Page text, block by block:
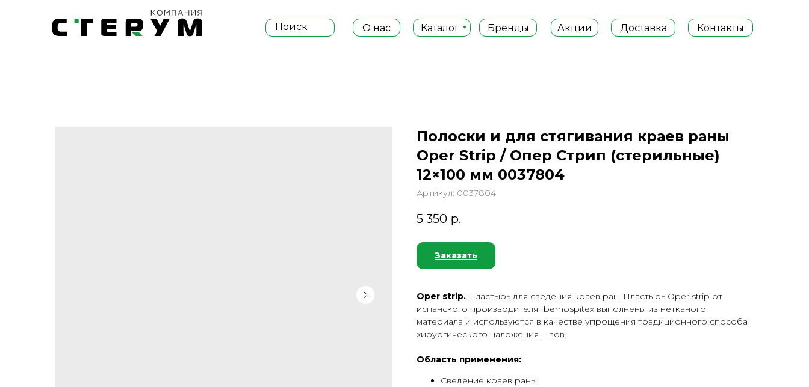
Каталог Доставка
Акции Контакты
О нас Бренды
Поиск
Полоски и для стягивания краев раны
Oper Strip / Опер Стрип (стерильные)
12×100 мм 0037804
Артикул: 0037804
5 350 р.
Заказать
Oper strip. Пластырь для сведения краев ран. Пластырь Oper strip от
испанского производителя Iberhospitex выполнены из нетканого
материала и используются в качестве упрощения традиционного способа
хирургического наложения швов.
Область применения:
Сведение краев раны;